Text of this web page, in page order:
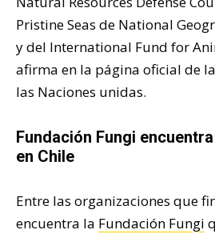
Pristine Seas de National
y del International Fund for
afirma en la página oficial de
las Naciones unidas.
Fundación Fungi
en Chile
Entre las organizaciones que
encuentra la Fundación Fungi